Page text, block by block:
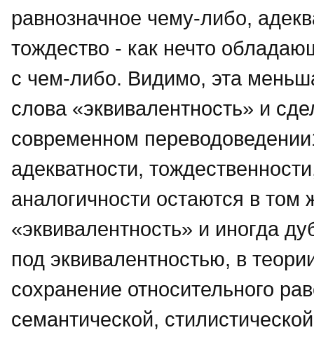
равнозначное чему-либо,
тождество - как нечто
с чем-либо. Видимо, эта
слова «эквивалентность» и
современном
адекватности,
аналогичности остаются в
«эквивалентность» и иногда
под эквивалентностью, в
сохранение относительного
семантической,